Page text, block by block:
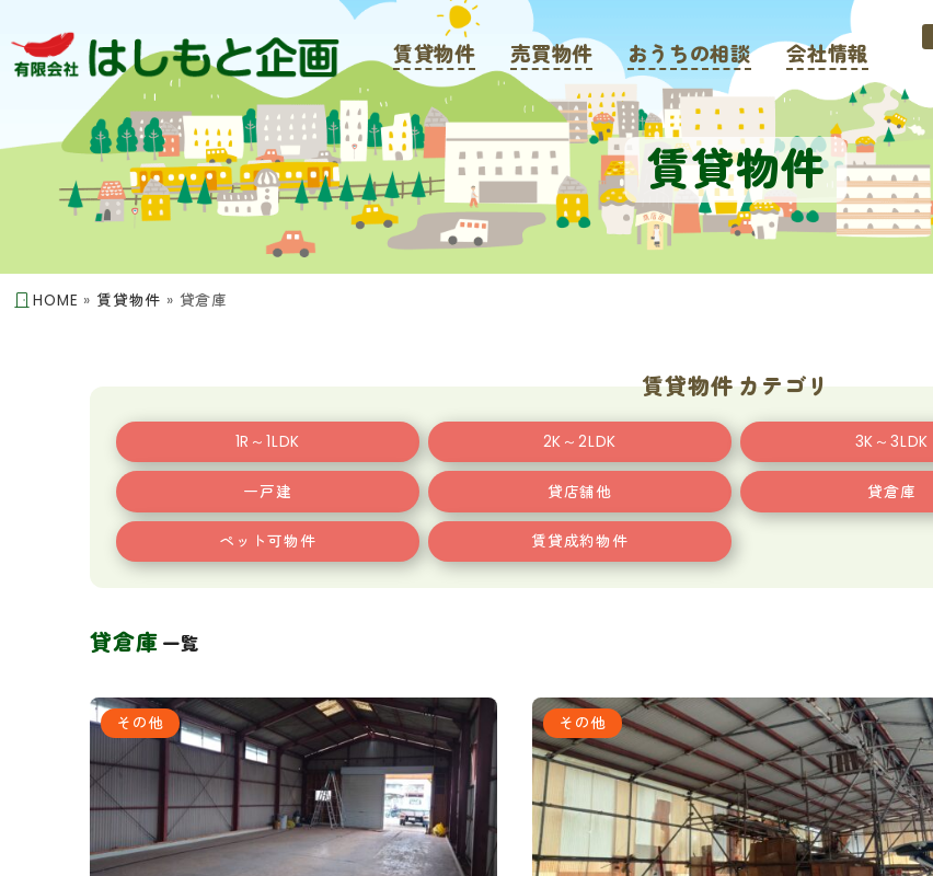
賃貸物件 売買物件 おうちの相談 会社情報
賃貸物件
HOME » 賃貸物件 » 貸倉庫
賃貸物件 カテゴリ
1R～1LDK 2K～2LDK 3K～3LDK
一戸建 貸店舗他 貸倉庫
ペット可物件 賃貸成約物件
貸倉庫 一覧
その他 その他